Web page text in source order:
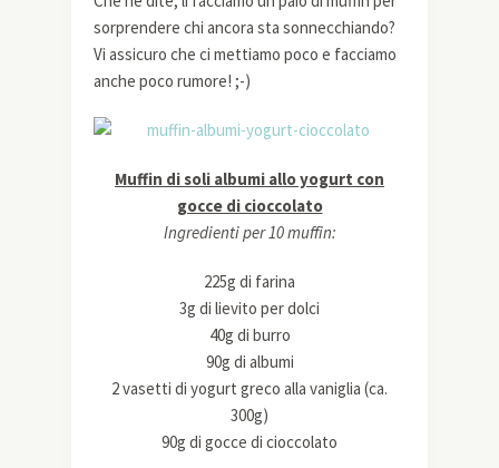
sorprendere chi ancora sta sonnecchiando?
Vi assicuro che ci mettiamo poco e facciamo
anche poco rumore! ;-)
Muffin di soli albumi allo yogurt con
gocce di cioccolato
Ingredienti per 10 muffin:
225g di farina
3g di lievito per dolci
40g di burro
90g di albumi
2 vasetti di yogurt greco alla vaniglia (ca.
300g)
90g di gocce di cioccolato